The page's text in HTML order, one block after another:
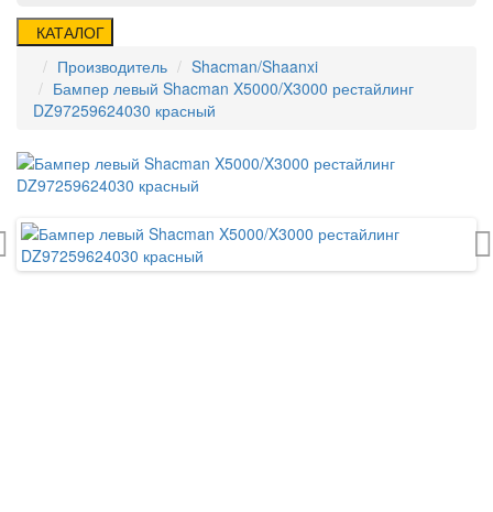
КАТАЛОГ
Производитель
Shacman/Shaanxi
Бампер левый Shacman X5000/X3000 рестайлинг
DZ97259624030 красный